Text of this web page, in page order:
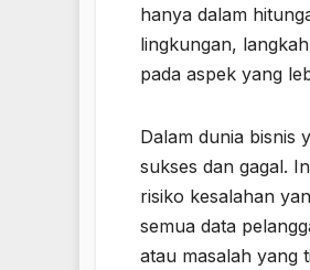
hanya dalam
lingkungan,
pada aspek yang
Dalam dunia bisnis
sukses dan gagal.
risiko kesalahan
semua data
atau masalah yang